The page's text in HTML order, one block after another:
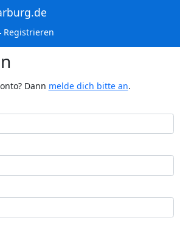
Registrieren
Dann melde dich bitte an.